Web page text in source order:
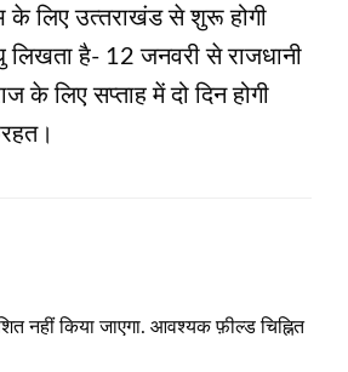
के लिए उत्‍तराखंड से शुरू होगी
लिखता है- 12 जनवरी से राजधानी
के लिए सप्‍ताह में दो दिन होगी
नहीं किया जाएगा. आवश्यक फ़ील्ड चिह्नित